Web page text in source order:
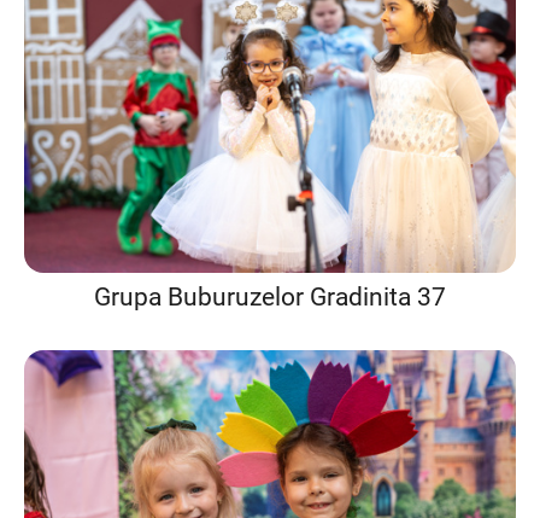
Grupa Buburuzelor Gradinita 37